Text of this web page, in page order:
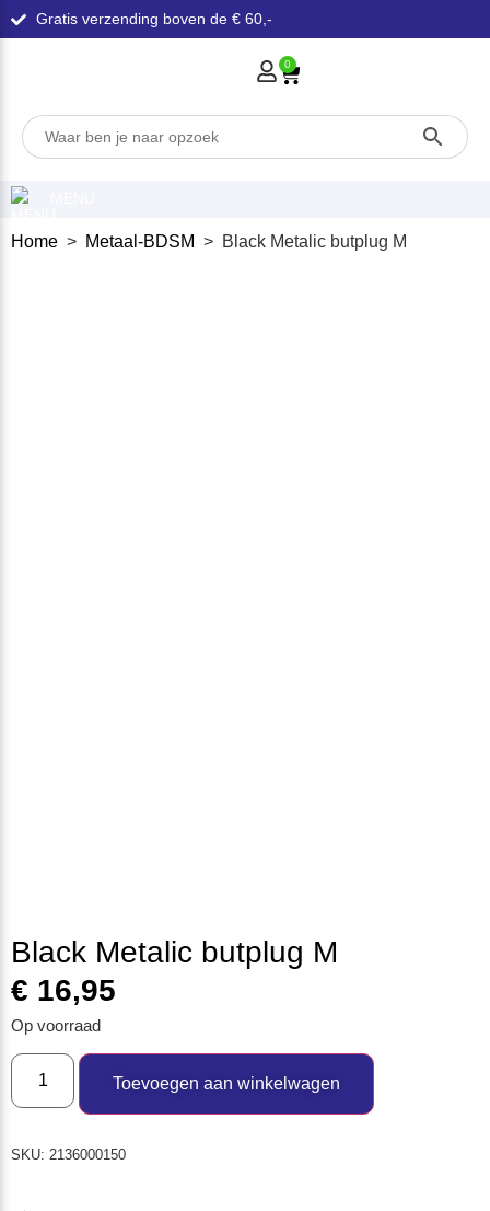
Gratis verzending boven de € 60,-
0
Home > Metaal-BDSM > Black Metalic butplug M
Black Metalic butplug M
€ 16,95
Op voorraad
Toevoegen aan winkelwagen
SKU: 2136000150